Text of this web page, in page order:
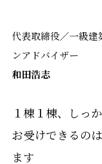
代表取締役／一級建
ンアドバイザー
和田浩志
１棟１棟、 しっ
お受けできるのは
ます